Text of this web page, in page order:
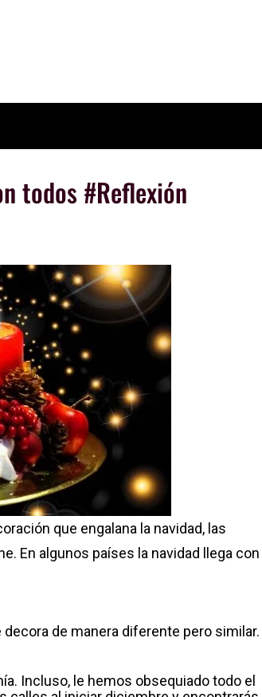
todos #Reflexión
que engalana la navidad, las
En algunos países la navidad llega con
de manera diferente pero similar.
Incluso, le hemos obsequiado todo el